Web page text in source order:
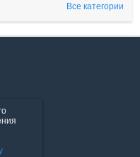
Все категории